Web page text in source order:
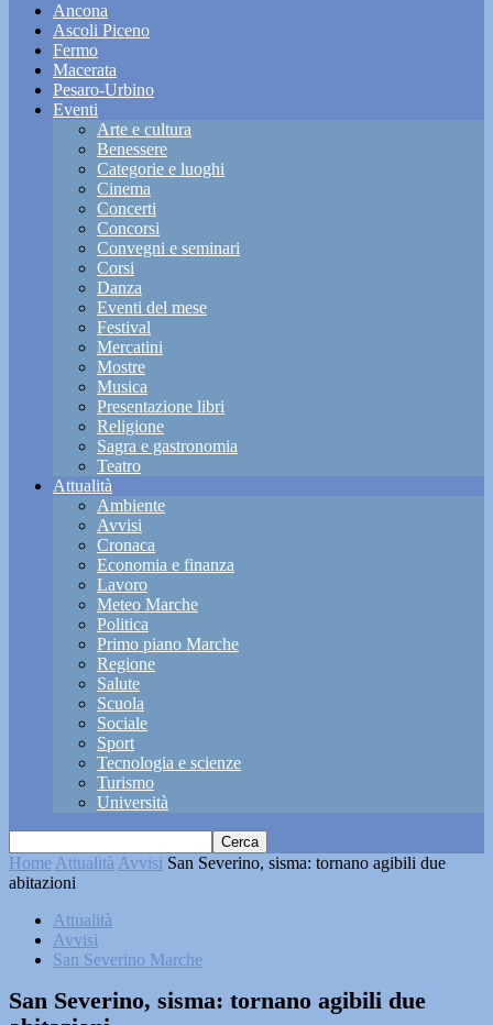
Ancona
Ascoli Piceno
Fermo
Macerata
Pesaro-Urbino
Eventi
Arte e cultura
Benessere
Categorie e luoghi
Cinema
Concerti
Concorsi
Convegni e seminari
Corsi
Danza
Eventi del mese
Festival
Mercatini
Mostre
Musica
Presentazione libri
Religione
Sagra e gastronomia
Teatro
Attualità
Ambiente
Avvisi
Cronaca
Economia e finanza
Lavoro
Meteo Marche
Politica
Primo piano Marche
Regione
Salute
Scuola
Sociale
Sport
Tecnologia e scienze
Turismo
Università
Home Attualità Avvisi San Severino, sisma: tornano agibili due
abitazioni
Attualità
Avvisi
San Severino Marche
San Severino, sisma: tornano agibili due